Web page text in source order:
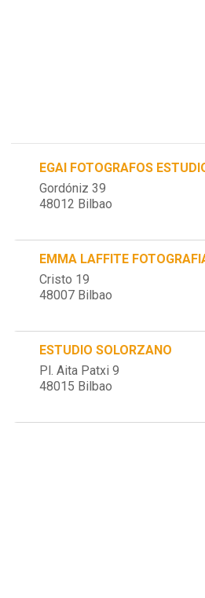
EGAI FOTOGRAFOS
Gordóniz 39
48012 Bilbao
EMMA LAFFITE
Cristo 19
48007 Bilbao
ESTUDIO SOLORZANO
Pl. Aita Patxi 9
48015 Bilbao